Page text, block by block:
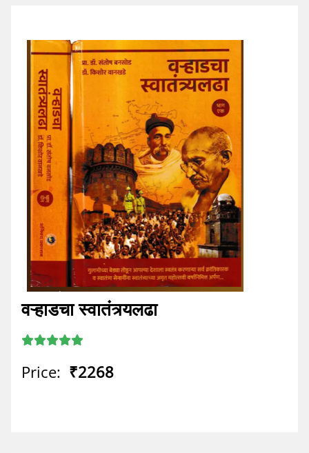
वऱ्हाडचा स्वातंत्र्यलढा
Price: ₹2268